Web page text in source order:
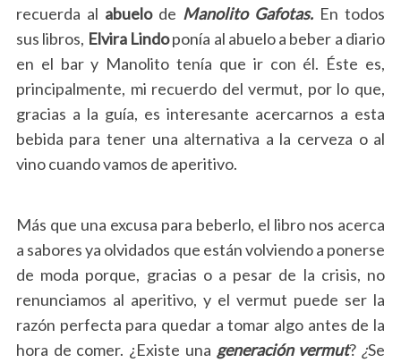
recuerda al abuelode Manolito Gafotas. En todos
sus libros, Elvira Lindoponía al abuelo a beber a diario
en el bar y Manolito tenía que ir con él. Éste es,
principalmente, mi recuerdo del vermut, por lo que,
gracias a la guía, es interesante acercarnos a esta
bebida para tener una alternativa a la cerveza o al
vino cuando vamos de aperitivo.
Más que una excusa para beberlo, el libro nos acerca
a sabores ya olvidados que están volviendo a ponerse
de moda porque, gracias o a pesar de la crisis, no
renunciamos al aperitivo, y el vermut puede ser la
razón perfecta para quedar a tomar algo antes de la
hora de comer. ¿Existe una generación vermut? ¿Se